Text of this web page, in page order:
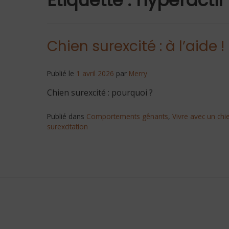
Chien surexcité : à l’aide !
Publié le 1 avril 2026 par Merry
Chien surexcité : pourquoi ?
Publié dans Comportements gênants, Vivre avec un
surexcitation